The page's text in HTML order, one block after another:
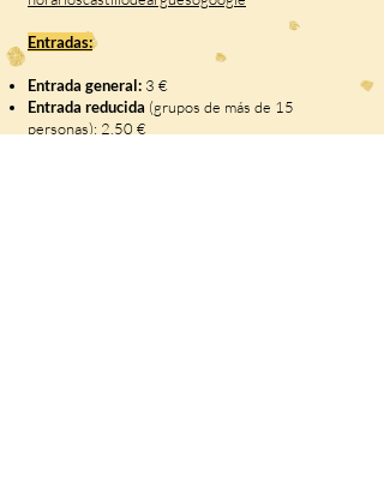
Entradas:
Entrada general: 3 €
Entrada reducida (grupos de más de 15
personas): 2,50 €